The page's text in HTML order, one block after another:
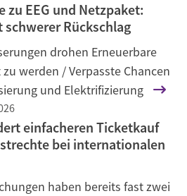
zu EEG und Netzpaket:
Rückschlag
drohen Erneuerbare
werden / Verpasste Chancen
und Elektrifizierung
einfacheren Ticketkauf
bei internationalen
haben bereits fast zwei